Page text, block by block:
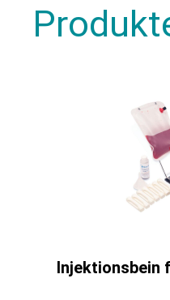
Injektionsbein